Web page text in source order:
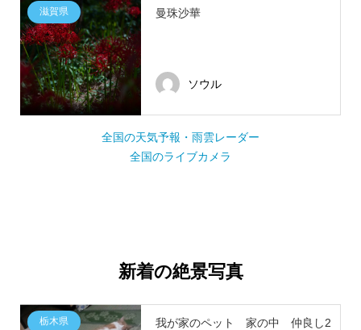
滋賀県 曼珠沙華
ソウル
全国の天気予報・雨雲レーダー
全国のライブカメラ
新着の絶景写真
栃木県
我が家のペット 家の中 仲良し2